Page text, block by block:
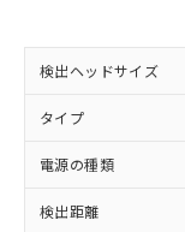
検出ヘッドサイズ
タイプ
電源の種類
検出距離